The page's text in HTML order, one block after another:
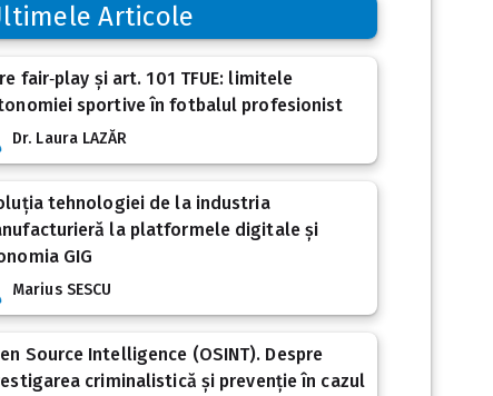
Articole
fair‑play și art. 101 TFUE: limitele
sportive în fotbalul profesionist
Dr. Laura LAZĂR
tehnologiei de la industria
la platformele digitale și
GIG
Marius SESCU
Source Intelligence (OSINT). Despre
criminalistică și prevenție în cazul